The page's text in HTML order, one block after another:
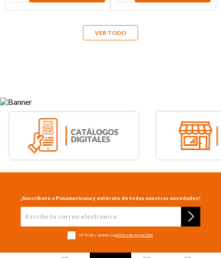
VER TODO
¡Suscríbete a Panamericana y entérate de todas nuestras novedades!
He leído y acepto la política de privacidad